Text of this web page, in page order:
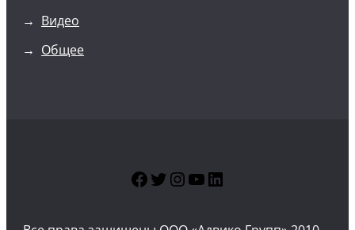
Видео
Общее
Facebook
Twitter
Instagram
YouTube
LinkedIn